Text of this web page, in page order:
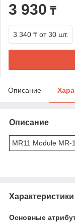
3 930 ₸
3 340 ₸ от 30 шт.
Описание
Описание
MR11 Module MR-
Характеристики
Основные